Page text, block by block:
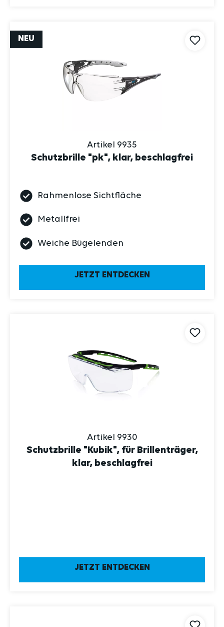
NEU
Artikel 9935
Schutzbrille "pk", klar, beschlagfrei
Rahmenlose Sichtfläche
Metallfrei
Weiche Bügelenden
JETZT ENTDECKEN
Artikel 9930
Schutzbrille "Kubik", für Brillenträger,
klar, beschlagfrei
JETZT ENTDECKEN